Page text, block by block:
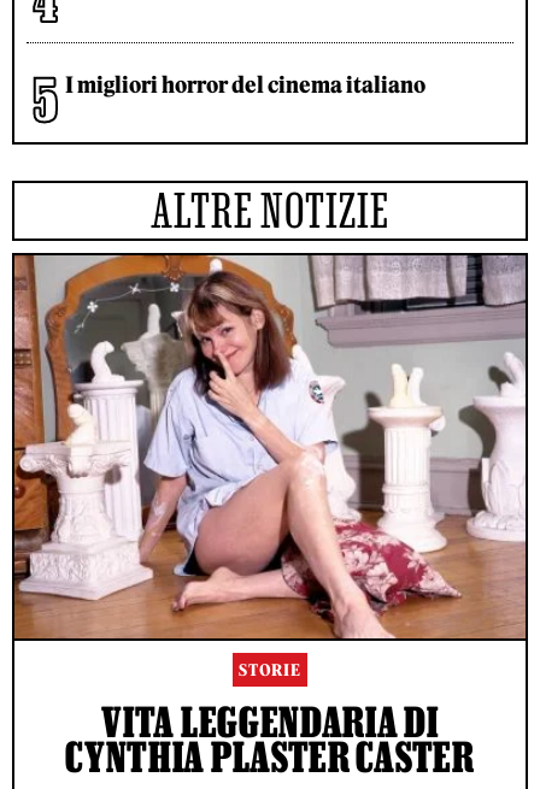
I migliori horror del cinema italiano
ALTRE NOTIZIE
STORIE
VITA LEGGENDARIA DI
CYNTHIA PLASTER CASTER